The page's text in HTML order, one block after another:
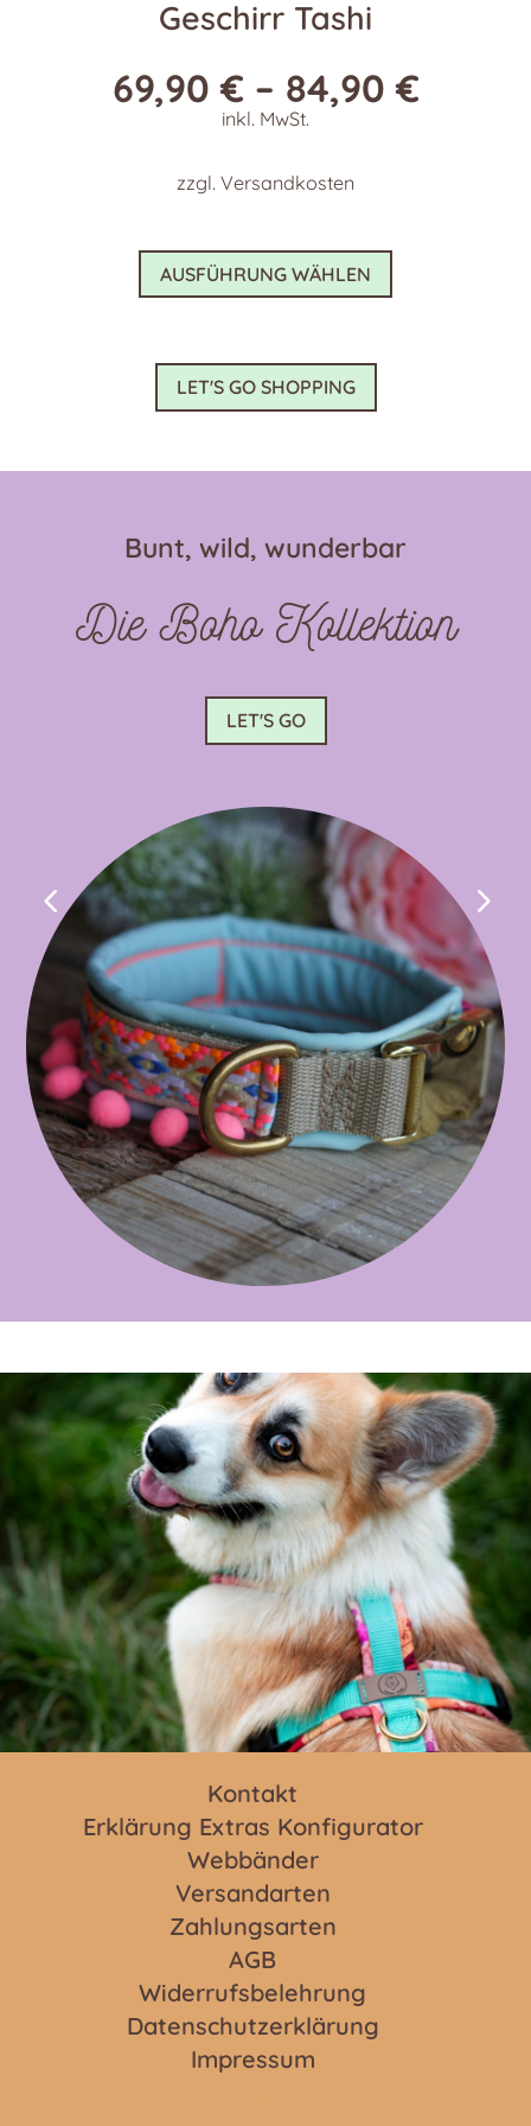
Geschirr Tashi
69,90€ – 84,90€
inkl. MwSt.
zzgl. Versandkosten
AUSFÜHRUNG WÄHLEN
Dieses
weist
der
gewählt
werden
LET'S GO SHOPPING
Bunt, wild, wunderbar
Die Boho Kollektion
LET'S GO
4 5
Kontakt
Erklärung Extras Konfigurator
Webbänder
Versandarten
Zahlungsarten
AGB
Widerrufsbelehrung
Datenschutzerklärung
Impressum